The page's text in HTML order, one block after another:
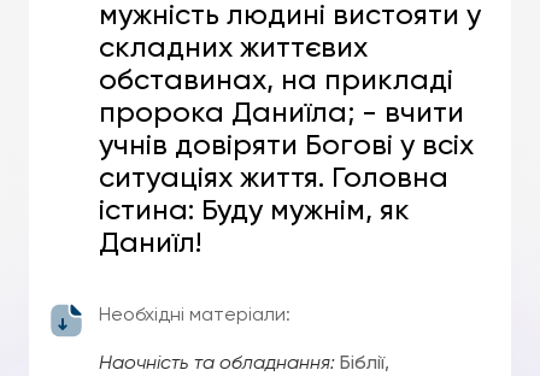
мужність людині вистояти у
складних життєвих
обставинах, на прикладі
пророка Даниїла; - вчити
учнів довіряти Богові у всіх
ситуаціях життя. Головна
істина: Буду мужнім, як
Даниїл!
Необхідні матеріали:
Наочність та обладнання: Біблії,